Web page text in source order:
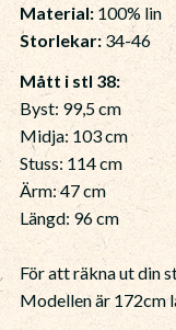
Material: 100% lin
Storlekar: 34-46
Mått i stl 38:
Byst: 99,5 cm
Midja: 103 cm
Stuss: 114 cm
Ärm: 47 cm
Längd: 96 cm
För att räkna ut din
Modellen är 172cm